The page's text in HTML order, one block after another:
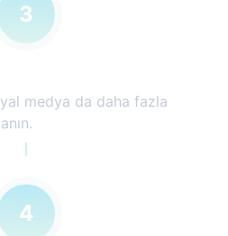
3
medya da daha fazla
4